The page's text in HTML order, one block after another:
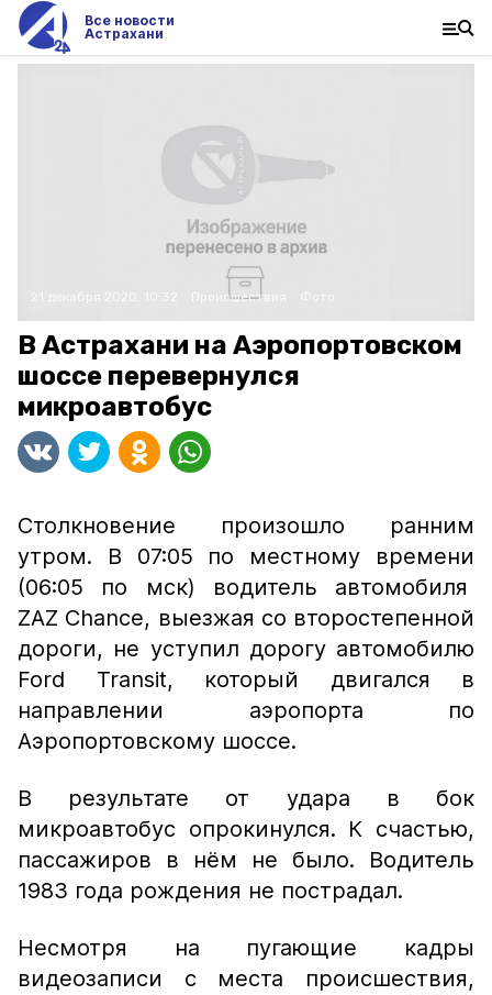
Все новости
Астрахани
Происшествия
В Астрахани на Аэропортовском
шоссе перевернулся
микроавтобус
Столкновение произошло ранним
утром. В 07:05 по местному времени
(06:05 по мск) водитель автомобиля
ZAZ Chance, выезжая со второстепенной
дороги, не уступил дорогу автомобилю
Ford Transit, который двигался в
направлении аэропорта по
Аэропортовскому шоссе.
В результате от удара в бок
микроавтобус опрокинулся. К счастью,
пассажиров в нём не было. Водитель
1983 года рождения не пострадал.
Несмотря на пугающие кадры
видеозаписи с места происшествия,